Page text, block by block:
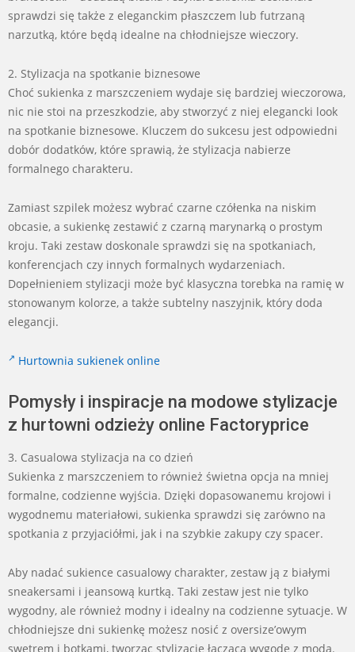
sprawdzi się także z eleganckim płaszczem lub futrzaną
narzutką, które będą idealne na chłodniejsze wieczory.
2. Stylizacja na spotkanie biznesowe
Choć sukienka z marszczeniem wydaje się bardziej wieczorowa,
nic nie stoi na przeszkodzie, aby stworzyć z niej elegancki look
na spotkanie biznesowe. Kluczem do sukcesu jest odpowiedni
dobór dodatków, które sprawią, że stylizacja nabierze
formalnego charakteru.
Zamiast szpilek możesz wybrać czarne czółenka na niskim
obcasie, a sukienkę zestawić z czarną marynarką o prostym
kroju. Taki zestaw doskonale sprawdzi się na spotkaniach,
konferencjach czy innych formalnych wydarzeniach.
Dopełnieniem stylizacji może być klasyczna torebka na ramię w
stonowanym kolorze, a także subtelny naszyjnik, który doda
elegancji.
Hurtownia sukienek online
Pomysły i inspiracje na modowe stylizacje
z hurtowni odzieży online Factoryprice
3. Casualowa stylizacja na co dzień
Sukienka z marszczeniem to również świetna opcja na mniej
formalne, codzienne wyjścia. Dzięki dopasowanemu krojowi i
wygodnemu materiałowi, sukienka sprawdzi się zarówno na
spotkania z przyjaciółmi, jak i na szybkie zakupy czy spacer.
Aby nadać sukience casualowy charakter, zestaw ją z białymi
sneakersami i jeansową kurtką. Taki zestaw jest nie tylko
wygodny, ale również modny i idealny na codzienne sytuacje. W
chłodniejsze dni sukienkę możesz nosić z oversize’owym
swetrem i botkami, tworząc stylizację łączącą wygodę z modą.